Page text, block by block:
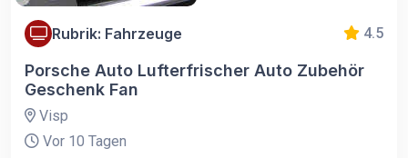
Rubrik: Fahrzeuge 4.5
Porsche Auto Lufterfrischer Auto Zubehör
Geschenk Fan
Visp
Vor 10 Tagen